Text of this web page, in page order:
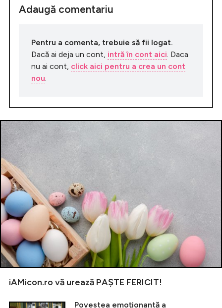
Adaugă comentariu
Pentru a comenta, trebuie să fii logat.
Dacă ai deja un cont, intră în cont aici . Daca
nu ai cont, click aici pentru a crea un cont
nou
iAMicon.ro vă urează PAȘTE FERICIT!
Povestea emoționantă a